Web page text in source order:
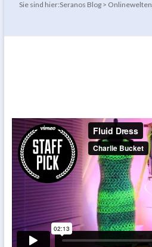
Sie sind hier:Seranos Blog > Onlinewelten